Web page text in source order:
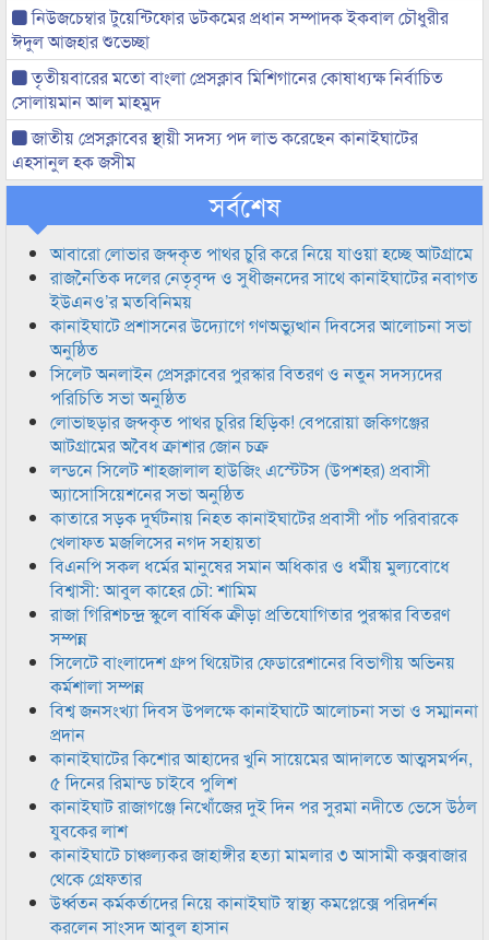
নিউজচেম্বার টুয়েন্টিফোর ডটকমের প্রধান সম্পাদক ইকবাল চৌধুরীর
ঈদুল আজহার শুভেচ্ছা
তৃতীয়বারের মতো বাংলা প্রেসক্লাব মিশিগানের কোষাধ্যক্ষ নির্বাচিত
সোলায়মান আল মাহমুদ
জাতীয় প্রেসক্লাবের স্থায়ী সদস্য পদ লাভ করেছেন কানাইঘাটের
এহসানুল হক জসীম
সর্বশেষ
আবারো লোভার জব্দকৃত পাথর চুরি করে নিয়ে যাওয়া হচ্ছে আটগ্রামে
রাজনৈতিক দলের নেতৃবৃন্দ ও সুধীজনদের সাথে কানাইঘাটের নবাগত
ইউএনও’র মতবিনিময়
কানাইঘাটে প্রশাসনের উদ্যোগে গণঅভ্যুত্থান দিবসের আলোচনা সভা
অনুষ্ঠিত
সিলেট অনলাইন প্রেসক্লাবের পুরস্কার বিতরণ ও নতুন সদস্যদের
পরিচিতি সভা অনুষ্ঠিত
লোভাছড়ার জব্দকৃত পাথর চুরির হিড়িক! বেপরোয়া জকিগঞ্জের
আটগ্রামের অবৈধ ক্রাশার জোন চক্র
লন্ডনে সিলেট শাহজালাল হাউজিং এস্টেটস (উপশহর) প্রবাসী
অ্যাসোসিয়েশনের সভা অনুষ্ঠিত
কাতারে সড়ক দুর্ঘটনায় নিহত কানাইঘাটের প্রবাসী পাঁচ পরিবারকে
খেলাফত মজলিসের নগদ সহায়তা
বিএনপি সকল ধর্মের মানুষের সমান অধিকার ও ধর্মীয় মুল্যবোধে
বিশ্বাসী: আবুল কাহের চৌ: শামিম
রাজা গিরিশচন্দ্র স্কুলে বার্ষিক ক্রীড়া প্রতিযোগিতার পুরস্কার বিতরণ
সম্পন্ন
সিলেটে বাংলাদেশ গ্রুপ থিয়েটার ফেডারেশানের বিভাগীয় অভিনয়
কর্মশালা সম্পন্ন
বিশ্ব জনসংখ্যা দিবস উপলক্ষে কানাইঘাটে আলোচনা সভা ও সম্মাননা
প্রদান
কানাইঘাটের কিশোর আহাদের খুনি সায়েমের আদালতে আত্মসমর্পন,
৫ দিনের রিমান্ড চাইবে পুলিশ
কানাইঘাট রাজাগঞ্জে নিখোঁজের দুই দিন পর সুরমা নদীতে ভেসে উঠল
যুবকের লাশ
কানাইঘাটে চাঞ্চল্যকর জাহাঙ্গীর হত্যা মামলার ৩ আসামী কক্সবাজার
থেকে গ্রেফতার
উর্ধ্বতন কর্মকর্তাদের নিয়ে কানাইঘাট স্বাস্থ্য কমপ্লেক্সে পরিদর্শন
করলেন সাংসদ আবুল হাসান